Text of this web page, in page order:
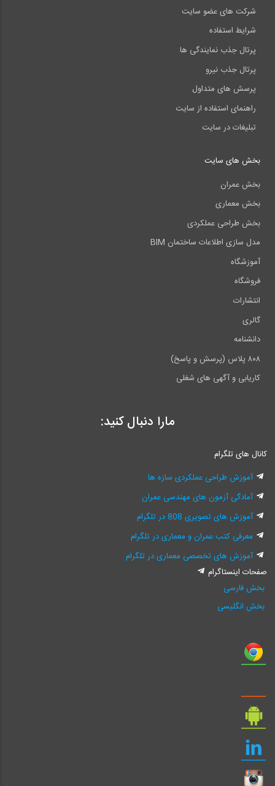
شرکت های عضو سایت
شرایط استفاده
پرتال جذب نمایندگی ها
پرتال جذب نیرو
پرسش های متداول
راهنمای استفاده از سایت
تبلیغات در سایت
بخش های سایت
بخش عمران
بخش معماری
بخش طراحی عملکردی
مدل سازی اطلاعات ساختمان BIM
آموزشگاه
فروشگاه
انتشارات
گالری
دانشنامه
۸۰۸ پلاس (پرسش و پاسخ)
کاریابی و آگهی های شغلی
مارا دنبال کنید:
کانال های تلگرام
آموزش طراحی عملکردی سازه ها
آمادگی آزمون های مهندسی عمران
آموزش های تصویری 808 در تلگرام
معرفی کتب عمران و معماری در تلگرام
آموزش های تخصصی معماری در تلگرام
صفحات اینستاگرام
بخش فارسی
بخش انگلیسی